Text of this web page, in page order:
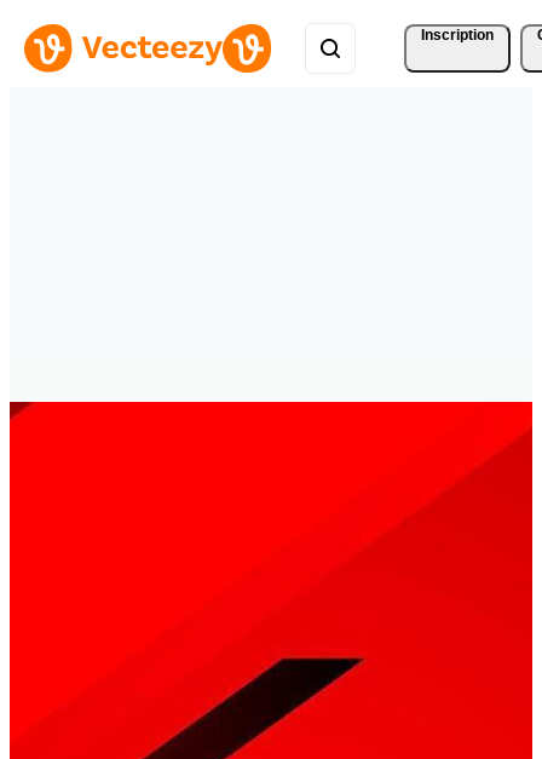
Inscription